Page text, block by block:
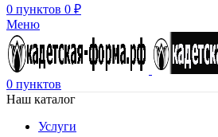
0 пунктов 0 ₽
Меню
0 пунктов
Наш каталог
Услуги